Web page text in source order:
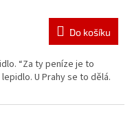
Do košíku
“Za ty peníze je to
U Prahy se to dělá.